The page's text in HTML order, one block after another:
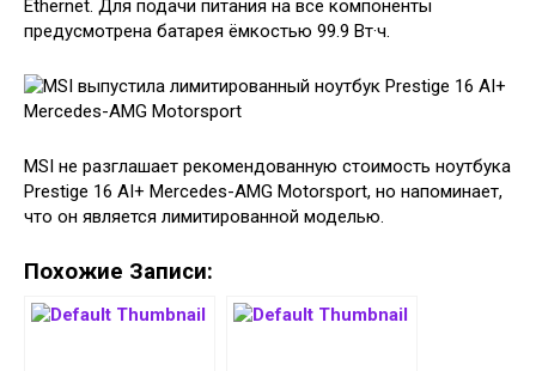
Ethernet. Для подачи питания на все компоненты
предусмотрена батарея ёмкостью 99.9 Вт·ч.
MSI не разглашает рекомендованную стоимость ноутбука
Prestige 16 AI+ Mercedes-AMG Motorsport, но напоминает,
что он является лимитированной моделью.
Похожие Записи: